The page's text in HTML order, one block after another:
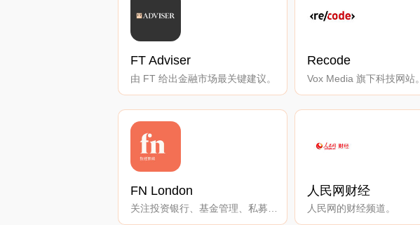
FT Adviser
由 FT 给出金融市场最关键建议。
Recode
Vox Media 旗下科技网站。
FN London 人民网财经
人民网的财经频道。